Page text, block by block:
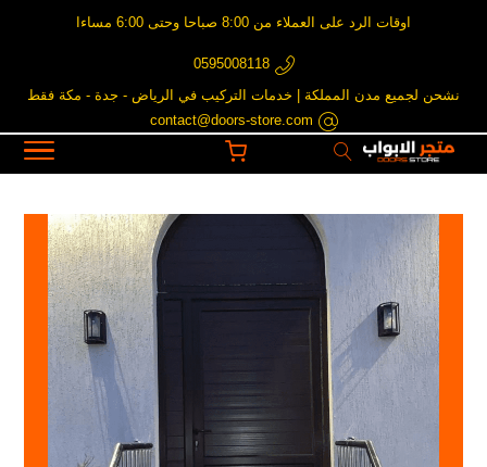
اوقات الرد على العملاء من 8:00 صباحا وحتى 6:00 مساءا
0595008118
نشحن لجميع مدن المملكة | خدمات التركيب في الرياض - جدة - مكة فقط
contact@doors-store.com